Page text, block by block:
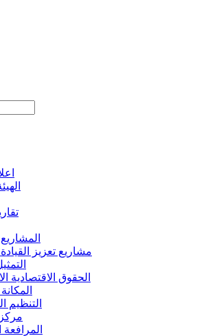
مشاريع تعزيز القيادة
الحقوق الاقتصادية
التنظيم
المرافعة